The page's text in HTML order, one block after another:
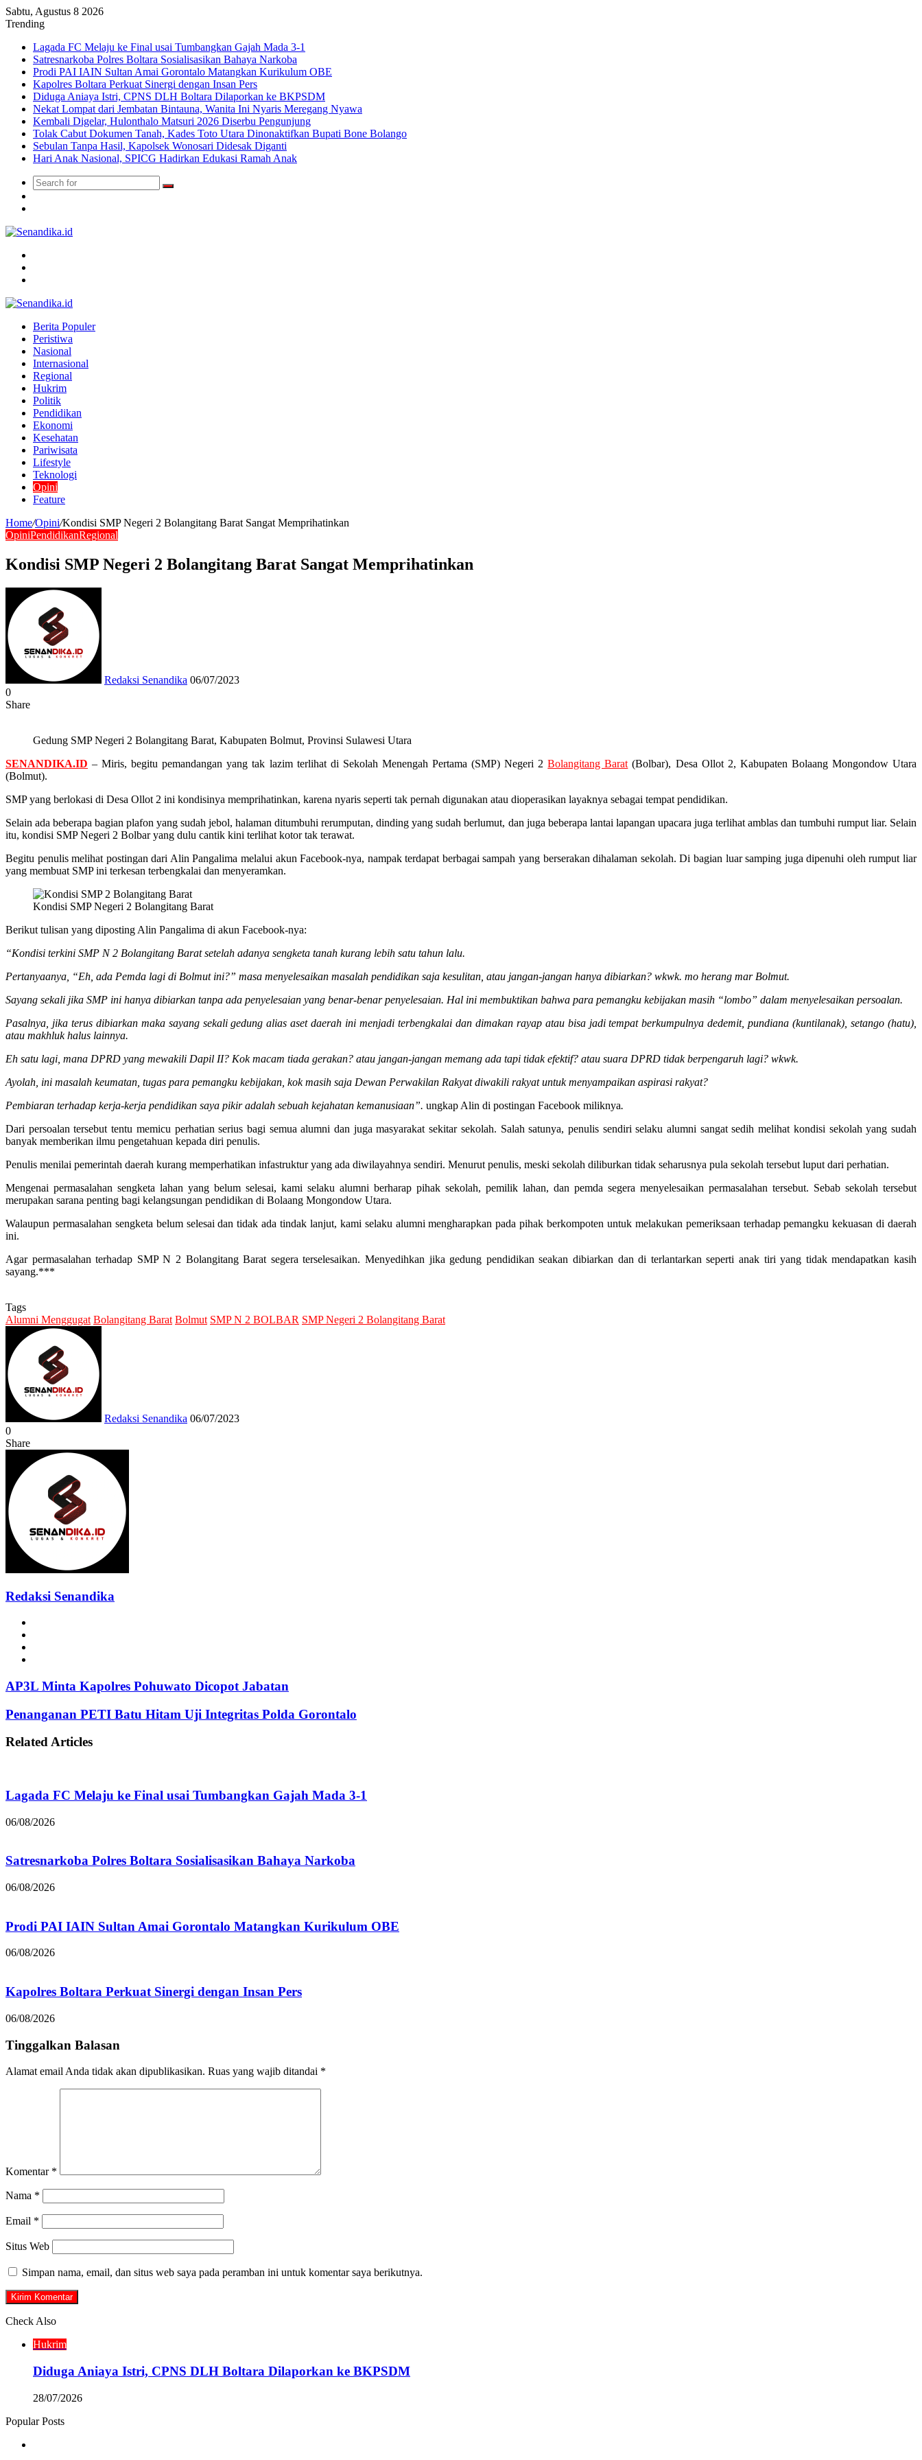
Sabtu, Agustus 8 2026
Trending
Lagada FC Melaju ke Final usai Tumbangkan Gajah Mada 3-1
Satresnarkoba Polres Boltara Sosialisasikan Bahaya Narkoba
Prodi PAI IAIN Sultan Amai Gorontalo Matangkan Kurikulum OBE
Kapolres Boltara Perkuat Sinergi dengan Insan Pers
Diduga Aniaya Istri, CPNS DLH Boltara Dilaporkan ke BKPSDM
Nekat Lompat dari Jembatan Bintauna, Wanita Ini Nyaris Meregang Nyawa
Kembali Digelar, Hulonthalo Matsuri 2026 Diserbu Pengunjung
Tolak Cabut Dokumen Tanah, Kades Toto Utara Dinonaktifkan Bupati Bone Bolango
Sebulan Tanpa Hasil, Kapolsek Wonosari Didesak Diganti
Hari Anak Nasional, SPICG Hadirkan Edukasi Ramah Anak
Search
Berita Populer
Peristiwa
Nasional
Internasional
Regional
Hukrim
Politik
Pendidikan
Ekonomi
Kesehatan
Pariwisata
Lifestyle
Teknologi
Opini
Feature
Home/Opini/Kondisi SMP Negeri 2 Bolangitang Barat Sangat Memprihatinkan
OpiniPendidikanRegional
Kondisi SMP Negeri 2 Bolangitang Barat Sangat Memprihatinkan
Redaksi Senandika 06/07/2023
0
Share
Gedung SMP Negeri 2 Bolangitang Barat, Kabupaten Bolmut, Provinsi Sulawesi Utara
SENANDIKA.ID – Miris, begitu pemandangan yang tak lazim terlihat di Sekolah Menengah Pertama (SMP) Negeri 2Bolangitang Barat (Bolbar), Desa Ollot 2, Kabupaten Bolaang Mongondow Utara
(Bolmut).
SMP yang berlokasi di Desa Ollot 2 ini kondisinya memprihatinkan, karena nyaris seperti tak pernah digunakan atau dioperasikan layaknya sebagai tempat pendidikan.
Selain ada beberapa bagian plafon yang sudah jebol, halaman ditumbuhi rerumputan, dinding yang sudah berlumut, dan juga beberapa lantai lapangan upacara juga terlihat amblas dan tumbuhi rumput liar. Selain
itu, kondisi SMP Negeri 2 Bolbar yang dulu cantik kini terlihat kotor tak terawat.
Begitu penulis melihat postingan dari Alin Pangalima melalui akun Facebook-nya, nampak terdapat berbagai sampah yang berserakan dihalaman sekolah. Di bagian luar samping juga dipenuhi oleh rumput liar
yang membuat SMP ini terkesan terbengkalai dan menyeramkan.
Kondisi SMP Negeri 2 Bolangitang Barat
Berikut tulisan yang diposting Alin Pangalima di akun Facebook-nya:
“Kondisi terkini SMP N 2 Bolangitang Barat setelah adanya sengketa tanah kurang lebih satu tahun lalu.
Pertanyaanya, “Eh, ada Pemda lagi di Bolmut ini?” masa menyelesaikan masalah pendidikan saja kesulitan, atau jangan-jangan hanya dibiarkan? wkwk. mo herang mar Bolmut.
Sayang sekali jika SMP ini hanya dibiarkan tanpa ada penyelesaian yang benar-benar penyelesaian. Hal ini membuktikan bahwa para pemangku kebijakan masih “lombo” dalam menyelesaikan persoalan.
Pasalnya, jika terus dibiarkan maka sayang sekali gedung alias aset daerah ini menjadi terbengkalai dan dimakan rayap atau bisa jadi tempat berkumpulnya dedemit, pundiana (kuntilanak), setango (hatu),
atau makhluk halus lainnya.
Eh satu lagi, mana DPRD yang mewakili Dapil II? Kok macam tiada gerakan? atau jangan-jangan memang ada tapi tidak efektif? atau suara DPRD tidak berpengaruh lagi? wkwk.
Ayolah, ini masalah keumatan, tugas para pemangku kebijakan, kok masih saja Dewan Perwakilan Rakyat diwakili rakyat untuk menyampaikan aspirasi rakyat?
Pembiaran terhadap kerja-kerja pendidikan saya pikir adalah sebuah kejahatan kemanusiaan”. ungkap Alin di postingan Facebook miliknya.
Dari persoalan tersebut tentu memicu perhatian serius bagi semua alumni dan juga masyarakat sekitar sekolah. Salah satunya, penulis sendiri selaku alumni sangat sedih melihat kondisi sekolah yang sudah
banyak memberikan ilmu pengetahuan kepada diri penulis.
Penulis menilai pemerintah daerah kurang memperhatikan infastruktur yang ada diwilayahnya sendiri. Menurut penulis, meski sekolah diliburkan tidak seharusnya pula sekolah tersebut luput dari perhatian.
Mengenai permasalahan sengketa lahan yang belum selesai, kami selaku alumni berharap pihak sekolah, pemilik lahan, dan pemda segera menyelesaikan permasalahan tersebut. Sebab sekolah tersebut
merupakan sarana penting bagi kelangsungan pendidikan di Bolaang Mongondow Utara.
Walaupun permasalahan sengketa belum selesai dan tidak ada tindak lanjut, kami selaku alumni mengharapkan pada pihak berkompoten untuk melakukan pemeriksaan terhadap pemangku kekuasan di daerah
ini.
Agar permasalahan terhadap SMP N 2 Bolangitang Barat segera terselesaikan. Menyedihkan jika gedung pendidikan seakan dibiarkan dan di terlantarkan seperti anak tiri yang tidak mendapatkan kasih
sayang.***
Tags
Alumni Menggugat Bolangitang Barat Bolmut SMP N 2 BOLBAR SMP Negeri 2 Bolangitang Barat
Redaksi Senandika 06/07/2023
0
Share
Facebook
Messenger
Messenger
WhatsApp
Telegram
Redaksi Senandika
AP3L Minta Kapolres Pohuwato Dicopot Jabatan
Penanganan PETI Batu Hitam Uji Integritas Polda Gorontalo
Related Articles
Lagada FC Melaju ke Final usai Tumbangkan Gajah Mada 3-1
06/08/2026
Satresnarkoba Polres Boltara Sosialisasikan Bahaya Narkoba
06/08/2026
Prodi PAI IAIN Sultan Amai Gorontalo Matangkan Kurikulum OBE
06/08/2026
Kapolres Boltara Perkuat Sinergi dengan Insan Pers
06/08/2026
Tinggalkan Balasan
Alamat email Anda tidak akan dipublikasikan. Ruas yang wajib ditandai *
Komentar *
Nama *
Email *
Situs Web
Simpan nama, email, dan situs web saya pada peramban ini untuk komentar saya berikutnya.
Check Also
Hukrim
Diduga Aniaya Istri, CPNS DLH Boltara Dilaporkan ke BKPSDM
28/07/2026
Popular Posts